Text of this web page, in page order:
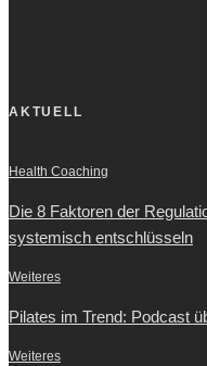
AKTUELL
Health Coaching
Die 8 Faktoren der
systemisch entschlüsseln
Weiteres
Pilates im Trend: Podcast
Weiteres